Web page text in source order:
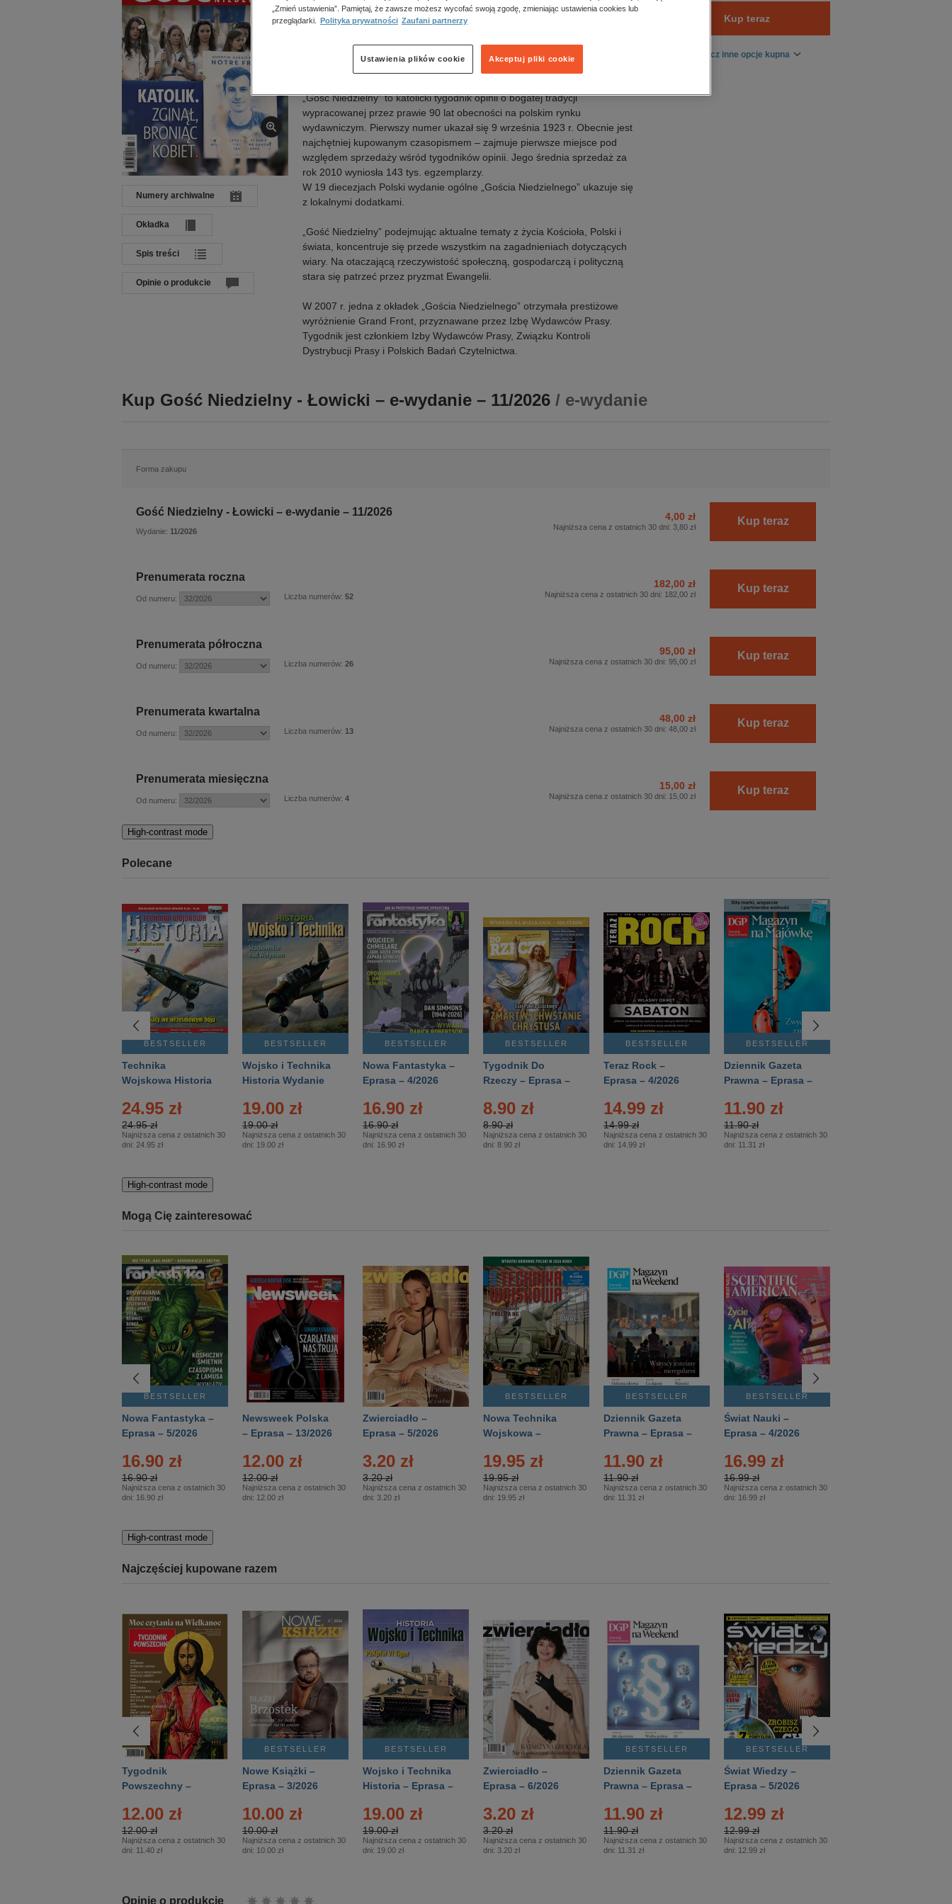
Numery archiwalne
Okładka
Spis treści
Opinie o produkcie
Instytut Gość Media
„Gość Niedzielny” to katolicki tygodnik opinii o bogatej tradycji
wypracowanej przez prawie 90 lat obecności na polskim rynku
wydawniczym. Pierwszy numer ukazał się 9 września 1923 r. Obecnie jest
najchętniej kupowanym czasopismem – zajmuje pierwsze miejsce pod
względem sprzedaży wśród tygodników opinii. Jego średnia sprzedaż za
rok 2010 wyniosła 143 tys. egzemplarzy.
W 19 diecezjach Polski wydanie ogólne „Gościa Niedzielnego” ukazuje się
z lokalnymi dodatkami.
„Gość Niedzielny” podejmując aktualne tematy z życia Kościoła, Polski i
świata, koncentruje się przede wszystkim na zagadnieniach dotyczących
wiary. Na otaczającą rzeczywistość społeczną, gospodarczą i polityczną
stara się patrzeć przez pryzmat Ewangelii.
W 2007 r. jedna z okładek „Gościa Niedzielnego” otrzymała prestiżowe
wyróżnienie Grand Front, przyznawane przez Izbę Wydawców Prasy.
Tygodnik jest członkiem Izby Wydawców Prasy, Związku Kontroli
Dystrybucji Prasy i Polskich Badań Czytelnictwa.
Kup teraz
Zobacz inne opcje kupna
Kup Gość Niedzielny - Łowicki – e-wydanie – 11/2026 / e-wydanie
Forma zakupu
Gość Niedzielny - Łowicki – e-wydanie – 11/2026
Wydanie: 11/2026
4,00 zł
Najniższa cena z ostatnich 30 dni: 3,80 zł Kup teraz
Prenumerata roczna
Od numeru: Liczba numerów: 52
182,00 zł
Najniższa cena z ostatnich 30 dni: 182,00 zł Kup teraz
Prenumerata półroczna
Od numeru: Liczba numerów: 26
95,00 zł
Najniższa cena z ostatnich 30 dni: 95,00 zł Kup teraz
Prenumerata kwartalna
Od numeru: Liczba numerów: 13
48,00 zł
Najniższa cena z ostatnich 30 dni: 48,00 zł Kup teraz
Prenumerata miesięczna
Od numeru: Liczba numerów: 4
15,00 zł
Najniższa cena z ostatnich 30 dni: 15,00 zł Kup teraz
High-contrast mode
Polecane
BESTSELLER
Technika
Wojskowa Historia
24.95 zł
24.95 zł
Najniższa cena z ostatnich 30
dni: 24.95 zł
BESTSELLER
Wojsko i Technika
Historia Wydanie
– 2/2026
19.00 zł
19.00 zł
Najniższa cena z ostatnich 30
dni: 19.00 zł
BESTSELLER
Nowa Fantastyka –
Eprasa – 4/2026
16.90 zł
16.90 zł
Najniższa cena z ostatnich 30
dni: 16.90 zł
BESTSELLER
Tygodnik Do
Rzeczy – Eprasa –
8.90 zł
8.90 zł
Najniższa cena z ostatnich 30
dni: 8.90 zł
BESTSELLER
Teraz Rock –
Eprasa – 4/2026
14.99 zł
14.99 zł
Najniższa cena z ostatnich 30
dni: 14.99 zł
BESTSELLER
Dziennik Gazeta
Prawna – Eprasa –
11.90 zł
11.90 zł
Najniższa cena z ostatnich 30
dni: 11.31 zł
High-contrast mode
Mogą Cię zainteresować
BESTSELLER
Nowa Fantastyka –
Eprasa – 5/2026
16.90 zł
16.90 zł
Najniższa cena z ostatnich 30
dni: 16.90 zł
Newsweek Polska
– Eprasa – 13/2026
12.00 zł
12.00 zł
Najniższa cena z ostatnich 30
dni: 12.00 zł
Zwierciadło –
Eprasa – 5/2026
3.20 zł
3.20 zł
Najniższa cena z ostatnich 30
dni: 3.20 zł
BESTSELLER
Nowa Technika
Wojskowa –
19.95 zł
19.95 zł
Najniższa cena z ostatnich 30
dni: 19.95 zł
BESTSELLER
Dziennik Gazeta
Prawna – Eprasa –
11.90 zł
11.90 zł
Najniższa cena z ostatnich 30
dni: 11.31 zł
BESTSELLER
Świat Nauki –
Eprasa – 4/2026
16.99 zł
16.99 zł
Najniższa cena z ostatnich 30
dni: 16.99 zł
High-contrast mode
Najczęściej kupowane razem
Tygodnik
Powszechny –
12.00 zł
12.00 zł
Najniższa cena z ostatnich 30
dni: 11.40 zł
BESTSELLER
Nowe Książki –
Eprasa – 3/2026
10.00 zł
10.00 zł
Najniższa cena z ostatnich 30
dni: 10.00 zł
BESTSELLER
Wojsko i Technika
Historia – Eprasa –
19.00 zł
19.00 zł
Najniższa cena z ostatnich 30
dni: 19.00 zł
Zwierciadło –
Eprasa – 6/2026
3.20 zł
3.20 zł
Najniższa cena z ostatnich 30
dni: 3.20 zł
BESTSELLER
Dziennik Gazeta
Prawna – Eprasa –
11.90 zł
11.90 zł
Najniższa cena z ostatnich 30
dni: 11.31 zł
BESTSELLER
Świat Wiedzy –
Eprasa – 5/2026
12.99 zł
12.99 zł
Najniższa cena z ostatnich 30
dni: 12.99 zł
Opinie o produkcie
„Zmień ustawienia”. Pamiętaj, że zawsze możesz wycofać swoją zgodę, zmieniając ustawienia cookies lub
przeglądarki.
Polityka prywatności Zaufani partnerzy
Akceptuj pliki cookie
Ustawienia plików cookie